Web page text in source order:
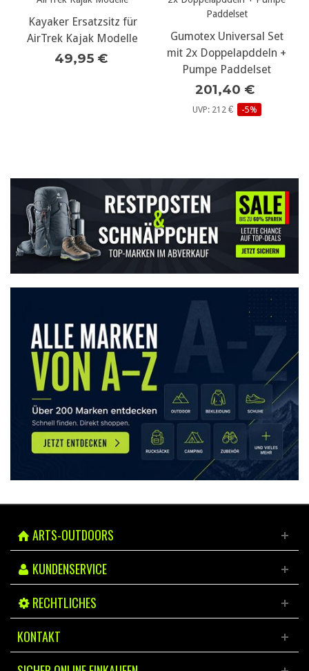
Kayaker Ersatzsitz für
AirTrek Kajak Modelle
49,95 €
Gumotex Universal Set
mit 2x Doppelapddeln +
Pumpe Paddelset
201,40 €
UVP: 212 € -5%
ARTS-OUTDOORS
KUNDENSERVICE
RECHTLICHES
KONTAKT